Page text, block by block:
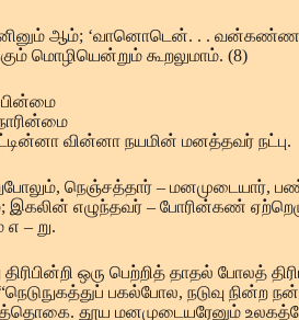
ஆம்; ‘வானொடென். . . வன்கண்ண
மொழியென்றும் கூறலுமாம். (8)
வின்னா நயமின் மனத்தவர் நட்பு.
நெஞ்சத்தார் – மனமுடையார்,
எழுந்தவர் – போரின்கண்
– று.
ஒரு பெற்றித் தாதல் போலத்
பகல்போல, நடுவு
தூய மனமுடையரேனும்